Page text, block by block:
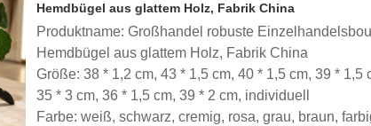
Hemdbügel aus glattem Holz, Fabrik China
Produktname: Großhandel robuste
Hemdbügel aus glattem Holz, Fabrik China
Größe: 38 * 1,2 cm, 43 * 1,5 cm, 40 * 1,5 cm, 39 * 1,5
35 * 3 cm, 36 * 1,5 cm, 39 * 2 cm, individuell
Farbe: weiß, schwarz, cremig, rosa, grau, braun,